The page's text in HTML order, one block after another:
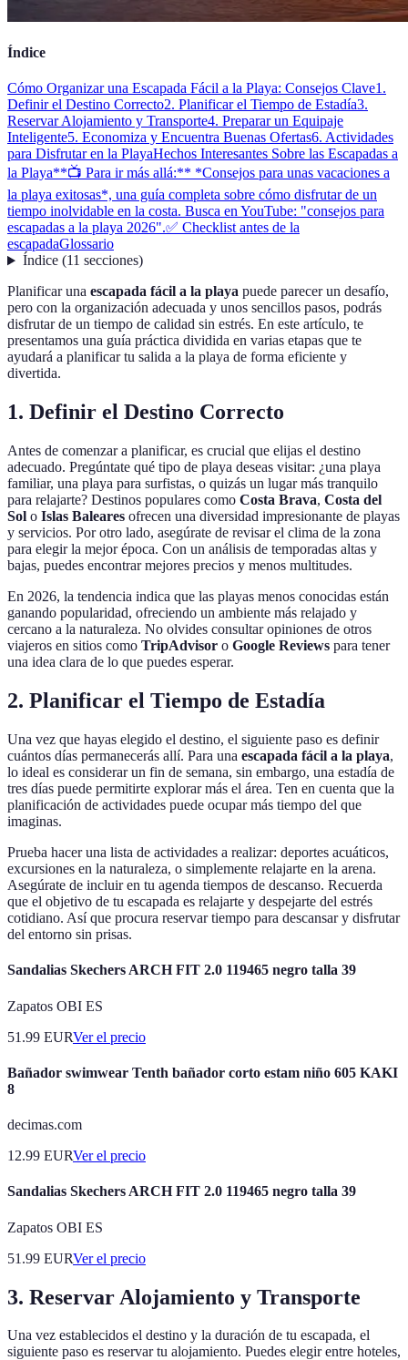
Índice
Cómo Organizar una Escapada Fácil a la Playa: Consejos Clave1.
Definir el Destino Correcto2. Planificar el Tiempo de Estadía3.
Reservar Alojamiento y Transporte4. Preparar un Equipaje
Inteligente5. Economiza y Encuentra Buenas Ofertas6. Actividades
para Disfrutar en la PlayaHechos Interesantes Sobre las Escapadas a
la Playa**📺 Para ir más allá:** *Consejos para unas vacaciones a
la playa exitosas*, una guía completa sobre cómo disfrutar de un
tiempo inolvidable en la costa. Busca en YouTube: "consejos para
escapadas a la playa 2026".✅ Checklist antes de la
escapadaGlossario
Índice(11 secciones)
Planificar una escapada fácil a la playa puede parecer un desafío,
pero con la organización adecuada y unos sencillos pasos, podrás
disfrutar de un tiempo de calidad sin estrés. En este artículo, te
presentamos una guía práctica dividida en varias etapas que te
ayudará a planificar tu salida a la playa de forma eficiente y
divertida.
1. Definir el Destino Correcto
Antes de comenzar a planificar, es crucial que elijas el destino
adecuado. Pregúntate qué tipo de playa deseas visitar: ¿una playa
familiar, una playa para surfistas, o quizás un lugar más tranquilo
para relajarte? Destinos populares como Costa Brava, Costa del
Sol o Islas Baleares ofrecen una diversidad impresionante de playas
y servicios. Por otro lado, asegúrate de revisar el clima de la zona
para elegir la mejor época. Con un análisis de temporadas altas y
bajas, puedes encontrar mejores precios y menos multitudes.
En 2026, la tendencia indica que las playas menos conocidas están
ganando popularidad, ofreciendo un ambiente más relajado y
cercano a la naturaleza. No olvides consultar opiniones de otros
viajeros en sitios como TripAdvisor o Google Reviews para tener
una idea clara de lo que puedes esperar.
2. Planificar el Tiempo de Estadía
Una vez que hayas elegido el destino, el siguiente paso es definir
cuántos días permanecerás allí. Para una escapada fácil a la playa,
lo ideal es considerar un fin de semana, sin embargo, una estadía de
tres días puede permitirte explorar más el área. Ten en cuenta que la
planificación de actividades puede ocupar más tiempo del que
imaginas.
Prueba hacer una lista de actividades a realizar: deportes acuáticos,
excursiones en la naturaleza, o simplemente relajarte en la arena.
Asegúrate de incluir en tu agenda tiempos de descanso. Recuerda
que el objetivo de tu escapada es relajarte y despejarte del estrés
cotidiano. Así que procura reservar tiempo para descansar y disfrutar
del entorno sin prisas.
Sandalias Skechers ARCH FIT 2.0 119465 negro talla 39
Zapatos OBI ES
51.99 EURVer el precio
Bañador swimwear Tenth bañador corto estam niño 605 KAKI
8
decimas.com
12.99 EURVer el precio
Sandalias Skechers ARCH FIT 2.0 119465 negro talla 39
Zapatos OBI ES
51.99 EURVer el precio
3. Reservar Alojamiento y Transporte
Una vez establecidos el destino y la duración de tu escapada, el
siguiente paso es reservar tu alojamiento. Puedes elegir entre hoteles,